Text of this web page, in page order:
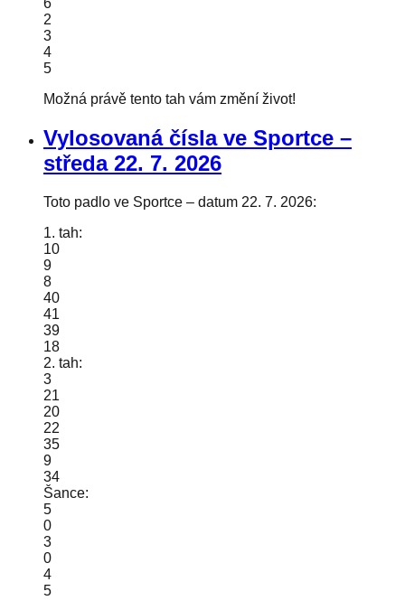
2
3
4
5
Možná právě tento tah vám změní život!
Vylosovaná čísla ve Sportce –
středa 22. 7. 2026
Toto padlo ve Sportce – datum 22. 7. 2026:
1. tah:
10
9
8
40
41
39
18
2. tah:
3
21
20
22
35
9
34
Šance:
5
0
3
0
4
5